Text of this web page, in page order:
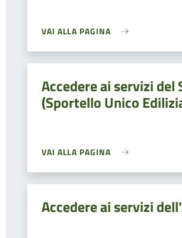
VAI ALLA PAGINA
Accedere ai servizi del
(Sportello Unico
VAI ALLA PAGINA
Accedere ai servizi